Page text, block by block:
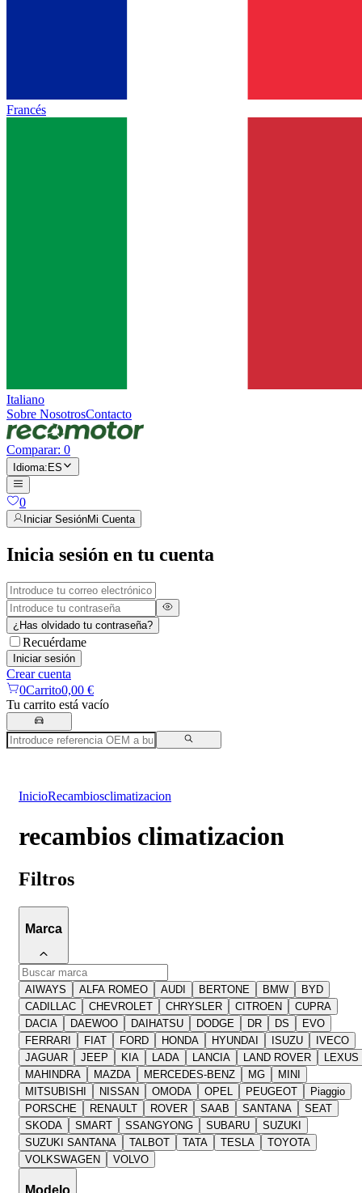
Francés
Italiano
Sobre NosotrosContacto
Comparar: 0
Idioma:ES
0
Iniciar SesiónMi Cuenta
Inicia sesión en tu cuenta
¿Has olvidado tu contraseña?
Recuérdame
Iniciar sesión
Crear cuenta
0Carrito0,00 €
Tu carrito está vacío
InicioRecambiosclimatizacion
recambios climatizacion
Filtros
Marca
AIWAYS ALFA ROMEO AUDI BERTONE BMW
BYD
CADILLAC
CHEVROLET CHRYSLER CITROEN
CUPRA
DACIA
DAEWOO DAIHATSU DODGE DR DS
EVO
FERRARI
FIAT FORD HONDA HYUNDAI ISUZU
IVECO
JAGUAR
JEEP KIA LADA LANCIA LAND ROVER
LEXUS
MAHINDRA
MAZDA MERCEDES-BENZ MG
MINI
MITSUBISHI
NISSAN OMODA OPEL PEUGEOT
Piaggio
PORSCHE
RENAULT ROVER SAAB SANTANA
SEAT
SKODA
SMART SSANGYONG SUBARU
SUZUKI
SUZUKI SANTANA
TALBOT TATA TESLA
TOYOTA
VOLKSWAGEN
VOLVO
Modelo